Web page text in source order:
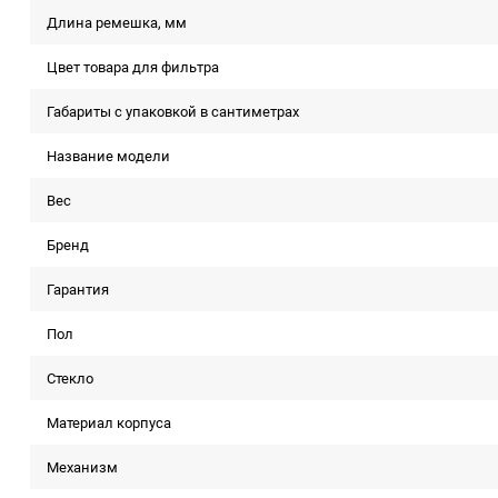
Длина ремешка, мм
Цвет товара для фильтра
Габариты с упаковкой в сантиметрах
Название модели
Вес
Бренд
Гарантия
Пол
Стекло
Материал корпуса
Механизм